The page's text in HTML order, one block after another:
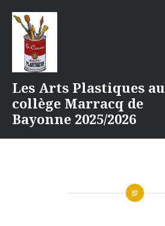
contenu
Les Arts Plastiques au
collège Marracq de
Bayonne 2025/2026